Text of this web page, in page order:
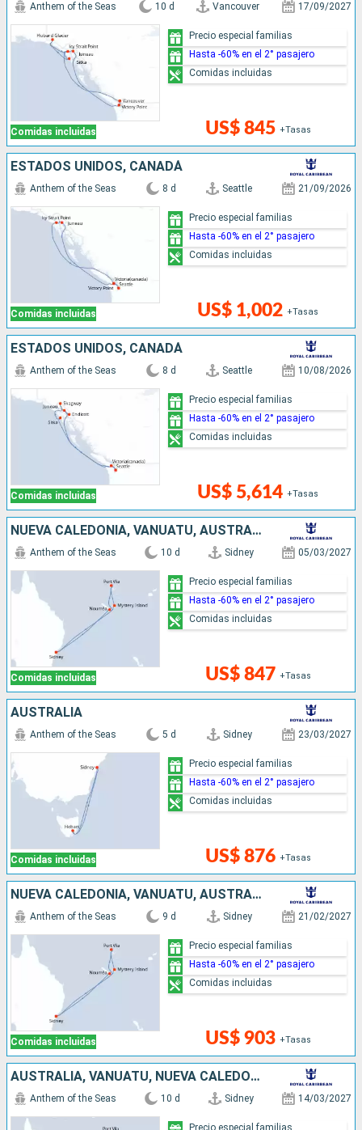
Comidas incluidas
Anthem of the Seas 10 d Vancouver 17/09/2027
US$ 845 +Tasas
Precio especial familias
Hasta -60% en el 2° pasajero
Comidas incluidas
ESTADOS UNIDOS, CANADÁ
Comidas incluidas
Anthem of the Seas 8 d Seattle 21/09/2026
US$ 1,002 +Tasas
Precio especial familias
Hasta -60% en el 2° pasajero
Comidas incluidas
ESTADOS UNIDOS, CANADÁ
Comidas incluidas
Anthem of the Seas 8 d Seattle 10/08/2026
US$ 5,614 +Tasas
Precio especial familias
Hasta -60% en el 2° pasajero
Comidas incluidas
NUEVA CALEDONIA, VANUATU, AUSTRALIA
Comidas incluidas
Anthem of the Seas 10 d Sidney 05/03/2027
US$ 847 +Tasas
Precio especial familias
Hasta -60% en el 2° pasajero
Comidas incluidas
AUSTRALIA
Comidas incluidas
Anthem of the Seas 5 d Sidney 23/03/2027
US$ 876 +Tasas
Precio especial familias
Hasta -60% en el 2° pasajero
Comidas incluidas
NUEVA CALEDONIA, VANUATU, AUSTRALIA
Comidas incluidas
Anthem of the Seas 9 d Sidney 21/02/2027
US$ 903 +Tasas
Precio especial familias
Hasta -60% en el 2° pasajero
Comidas incluidas
AUSTRALIA, VANUATU, NUEVA CALEDONIA
Anthem of the Seas 10 d Sidney 14/03/2027
Precio especial familias